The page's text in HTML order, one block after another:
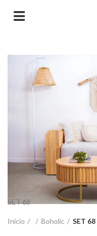
SET 68
Inicio Boholic SET 68